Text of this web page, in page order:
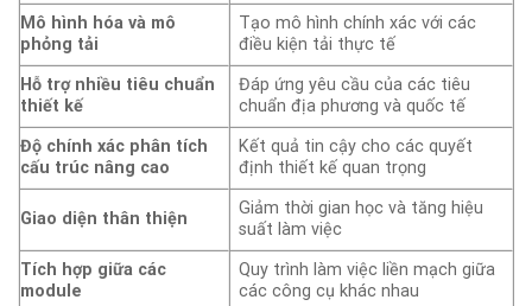
Mô hình hóa và mô
phỏng tải
Tạo mô hình chính xác với các
điều kiện tải thực tế
Hỗ trợ nhiều tiêu chuẩn
thiết kế
Đáp ứng yêu cầu của các tiêu
chuẩn địa phương và quốc tế
Độ chính xác phân tích
cấu trúc nâng cao
Kết quả tin cậy cho các quyết
định thiết kế quan trọng
Giao diện thân thiện
Giảm thời gian học và tăng hiệu
suất làm việc
Tích hợp giữa các
module
Quy trình làm việc liền mạch giữa
các công cụ khác nhau